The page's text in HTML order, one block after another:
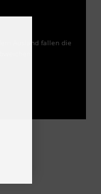
Ausland fallen die